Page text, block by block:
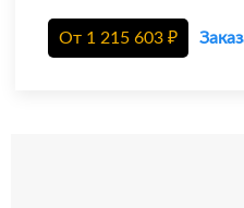
От 1 215 603 ₽